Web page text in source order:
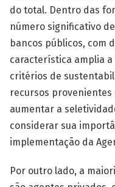
do total. Dentro das
número significativo
bancos públicos, com
característica amplia
critérios de
recursos
aumentar a
considerar sua
implementação da
Por outro lado, a